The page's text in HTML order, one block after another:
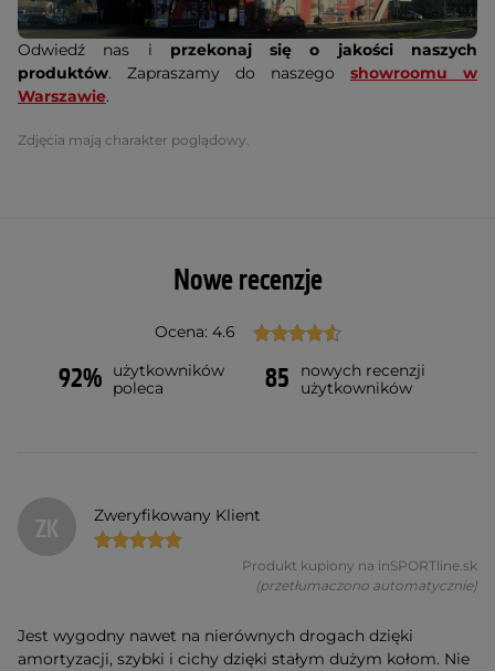
Odwiedź nas i przekonaj się o jakości naszych
produktów. Zapraszamy do naszego showroomu w
Warszawie.
Zdjęcia mają charakter poglądowy.
Nowe recenzje
Ocena: 4.6
92%
użytkowników
poleca
85
nowych recenzji
użytkowników
ZK Zweryfikowany Klient
Produkt kupiony na inSPORTline.sk
(przetłumaczono automatycznie)
Jest wygodny nawet na nierównych drogach dzięki
amortyzacji, szybki i cichy dzięki stałym dużym kołom. Nie